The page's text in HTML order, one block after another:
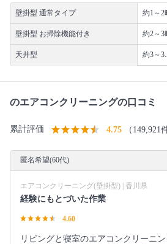
壁掛型 通常タイプ 約1～2
壁掛型 お掃除機能付き 約2～3
天井型 約3～
のエアコンクリーニングの口コミ
累計評価 4.75 （149,921
匿名希望(60代)
エアコンクリーニング(壁掛型) | 香川県
経験にもとづいた作業
4.60
リビングと寝室のエアコンクリーニ